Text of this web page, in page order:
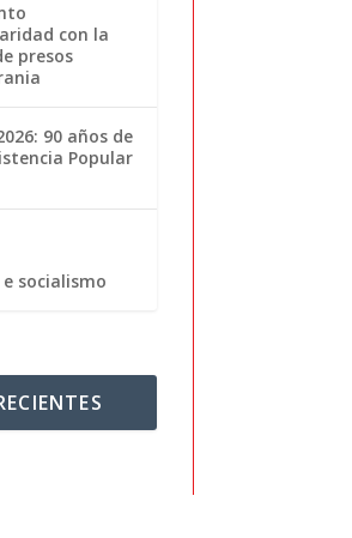
con la
presos
90 años de
Popular
socialismo